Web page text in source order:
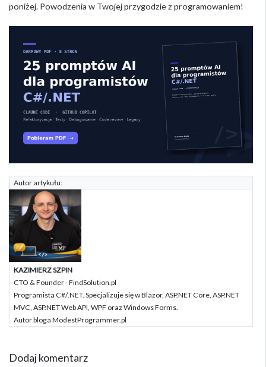
poniżej. Powodzenia w Twojej przygodzie z programowaniem!
Autor artykułu:
KAZIMIERZ SZPIN
CTO & Founder - FindSolution.pl
Programista C#/.NET. Specjalizuje się w Blazor, ASP.NET Core, ASP.NET
MVC, ASP.NET Web API, WPF oraz Windows Forms.
Autor bloga ModestProgrammer.pl
Dodaj komentarz